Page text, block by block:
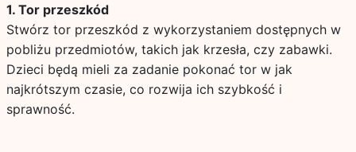
1. Tor przeszkód
Stwórz tor przeszkód z wykorzystaniem dostępnych w
pobliżu przedmiotów, takich jak krzesła, czy zabawki.
Dzieci będą mieli za zadanie pokonać tor w jak
najkrótszym czasie, co rozwija ich szybkość i
sprawność.